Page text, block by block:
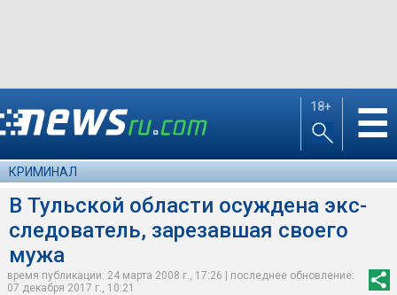
18+ ☰
КРИМИНАЛ
В Тульской области осуждена экс-
следователь, зарезавшая своего
мужа
время публикации: 24 марта 2008 г., 17:26 | последнее обновление:
07 декабря 2017 г., 10:21